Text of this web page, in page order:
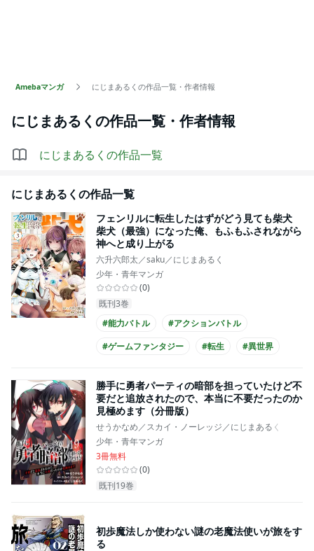
Amebaマンガ にじまあるくの作品一覧・作者情報
にじまあるく の作品一覧・作者情報
にじまあるく の作品一覧
にじまあるく の作品一覧
フェンリルに転生したはずがどう見ても柴犬
柴犬（最強）になった俺、もふもふされながら
神へと成り上がる
六升六郎太／saku／にじまあるく
少年・青年マンガ
(0)
既刊3巻
#能力バトル
#アクションバトル
#ゲームファンタジー
#転生
#異世界
勝手に勇者パーティの暗部を担っていたけど不
要だと追放されたので、本当に不要だったのか
見極めます（分冊版）
せうかなめ／スカイ・ノーレッジ／にじまあるく
少年・青年マンガ
3冊無料
(0)
既刊19巻
初歩魔法しか使わない謎の老魔法使いが旅をす
る